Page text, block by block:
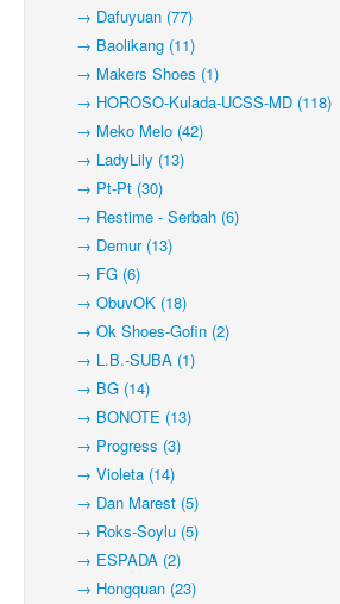
→ Dafuyuan (77)
→ Baolikang (11)
→ Makers Shoes (1)
→ HOROSO-Kulada-UCSS-MD (118)
→ Meko Melo (42)
→ LadyLily (13)
→ Pt-Pt (30)
→ Restime - Serbah (6)
→ Demur (13)
→ FG (6)
→ ObuvOK (18)
→ Ok Shoes-Gofin (2)
→ L.B.-SUBA (1)
→ BG (14)
→ BONOTE (13)
→ Progress (3)
→ Violeta (14)
→ Dan Marest (5)
→ Roks-Soylu (5)
→ ESPADA (2)
→ Hongquan (23)